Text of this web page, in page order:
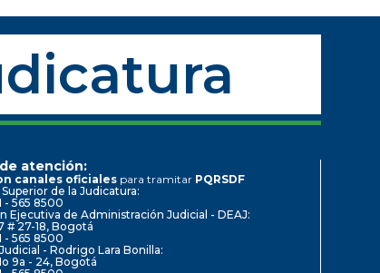
atención:
canales oficiales para tramitar PQRSDF
de la Judicatura:
- 565 8500
Ejecutiva de Administración Judicial - DEAJ:
# 27-18, Bogotá
- 565 8500
- Rodrigo Lara Bonilla:
9a - 24, Bogotá